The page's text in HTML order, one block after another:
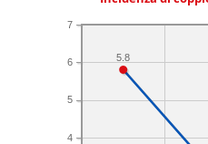
4
5
6
7
5.8